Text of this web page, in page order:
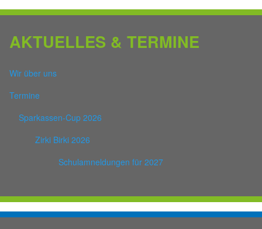
AKTUELLES & TERMINE
Wir über uns
Termine
Sparkassen-Cup 2026
Zirki Birki 2026
Schulamneldungen für 2027